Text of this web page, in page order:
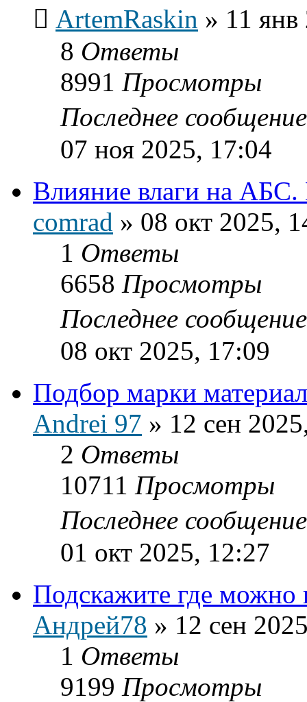
ArtemRaskin » 11
8 Ответы
8991 Просмотры
Последнее
07 ноя 2025, 17:04
Влияние влаги на АБС.
comrad » 08 окт 2025,
1 Ответы
6658 Просмотры
Последнее
08 окт 2025, 17:09
Подбор марки
Andrei 97 » 12 сен
2 Ответы
10711 Просмотры
Последнее
01 окт 2025, 12:27
Подскажите где
Андрей78 » 12 сен
1 Ответы
9199 Просмотры